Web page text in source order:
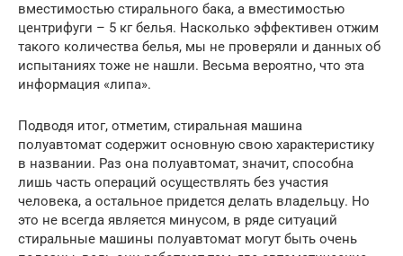
вместимостью стирального бака, а вместимостью
центрифуги – 5 кг белья. Насколько эффективен отжим
такого количества белья, мы не проверяли и данных об
испытаниях тоже не нашли. Весьма вероятно, что эта
информация «липа».
Подводя итог, отметим, стиральная машина
полуавтомат содержит основную свою характеристику
в названии. Раз она полуавтомат, значит, способна
лишь часть операций осуществлять без участия
человека, а остальное придется делать владельцу. Но
это не всегда является минусом, в ряде ситуаций
стиральные машины полуавтомат могут быть очень